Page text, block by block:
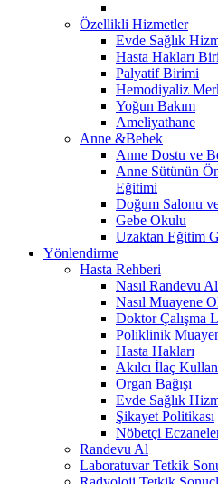
Özellikli Hizmetler
Evde Sağlık
Hasta Hakları
Palyatif Birimi
Hemodiyaliz
Yoğun Bakım
Ameliyathane
Anne &Bebek
Anne Dostu ve
Anne Sütünün
Eğitimi
Doğum Salonu
Gebe Okulu
Uzaktan Eğitim
Yönlendirme
Hasta Rehberi
Nasıl Randevu
Nasıl Muayene
Doktor Çalışma
Poliklinik
Hasta Hakları
Akılcı İlaç
Organ Bağışı
Evde Sağlık
Şikayet Politikası
Nöbetçi
Randevu Al
Laboratuvar Tetkik